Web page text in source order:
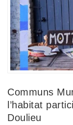
Communs
l’habitat
Doulieu